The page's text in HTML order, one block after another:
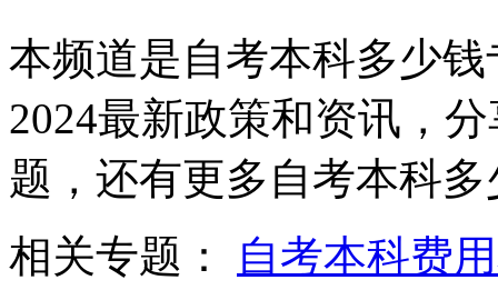
本频道是自考本科多少
2024最新政策和资讯，
题，还有更多自考本科
相关专题：
自考本科费用